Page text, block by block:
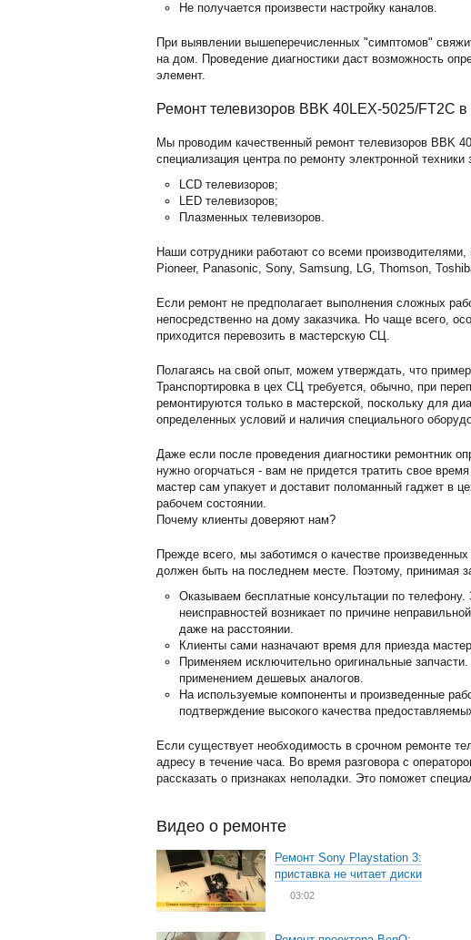
Не получается произвести настройку каналов.
При выявлении вышеперечисленных "симптомов"
на дом. Проведение диагностики даст возможность
элемент.
Ремонт телевизоров BBK 40LEX-5025/FT2C
Мы проводим качественный ремонт телевизоров BBK
специализация центра по ремонту электронной
LCD телевизоров;
LED телевизоров;
Плазменных телевизоров.
Наши сотрудники работают со всеми
Pioneer, Panasonic, Sony, Samsung, LG, Thomson,
Если ремонт не предполагает выполнения сложных
непосредственно на дому заказчика. Но чаще всего,
приходится перевозить в мастерскую СЦ.
Полагаясь на свой опыт, можем утверждать, что
Транспортировка в цех СЦ требуется, обычно, при
ремонтируются только в мастерской, поскольку для
определенных условий и наличия специального
Даже если после проведения диагностики ремонтник
нужно огорчаться - вам не придется тратить свое
мастер сам упакует и доставит поломанный гаджет в
рабочем состоянии.
Почему клиенты доверяют нам?
Прежде всего, мы заботимся о качестве
должен быть на последнем месте. Поэтому, принимая
Оказываем бесплатные консультации по
неисправностей возникает по причине
даже на расстоянии.
Клиенты сами назначают время для приезда
Применяем исключительно оригинальные
применением дешевых аналогов.
На используемые компоненты и произведенные
подтверждение высокого качества
Если существует необходимость в срочном ремонте
адресу в течение часа. Во время разговора с
рассказать о признаках неполадки. Это поможет
Видео о ремонте
Ремонт Sony Playstation 3:
приставка не читает диски
03:02